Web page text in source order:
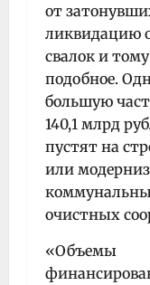
от
ликвидацию
свалок и тому
подобное.
большую
140,1 млрд
пустят на
или
очистных
«Объемы